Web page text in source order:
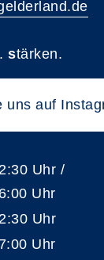
stärken.
uns auf
Uhr /
Uhr
Uhr
Uhr